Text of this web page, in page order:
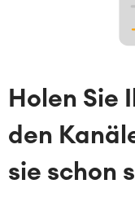
Holen Sie
den
sie schon